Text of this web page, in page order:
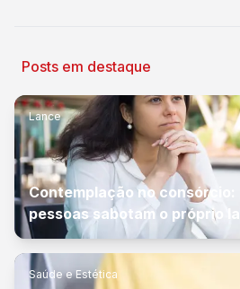
Posts em destaque
Lance
Contemplação no consórcio:
pessoas sabotam o próprio
Saúde e Estética